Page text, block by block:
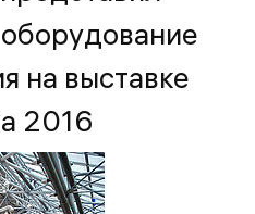
на выставке
2016